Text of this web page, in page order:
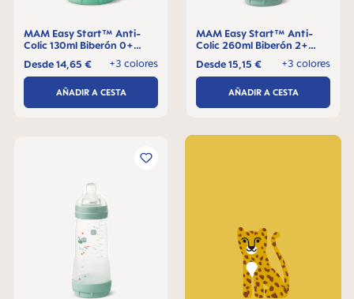
MAM Easy Start™ Anti-
Colic 130ml Biberón 0+
+3 colores
Desde14,65 €
AÑADIR A CESTA
MAM Easy Start™ Anti-
Colic 260ml Biberón 2+
+3 colores
Desde15,15 €
AÑADIR A CESTA